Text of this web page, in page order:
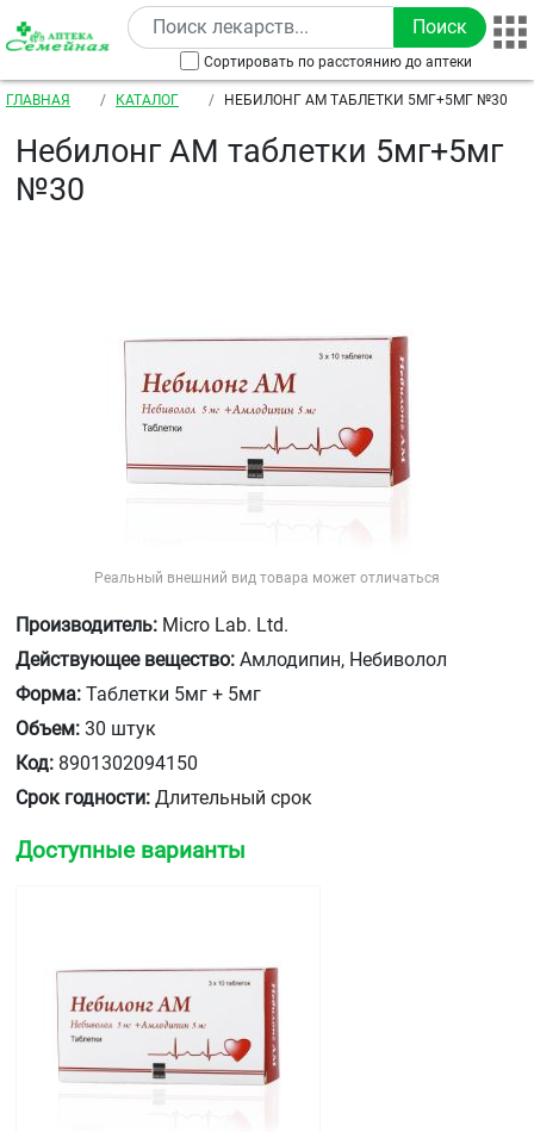
Перейти к основному содержанию
Сортировать по расстоянию до аптеки
Строка навигации
ГЛАВНАЯ КАТАЛОГ НЕБИЛОНГ АМ ТАБЛЕТКИ 5МГ+5МГ №30
Небилонг АМ таблетки 5мг+5мг
№30
Реальный внешний вид товара может отличаться
Производитель: Micro Lab. Ltd.
Действующее вещество: Амлодипин, Небиволол
Форма: Таблетки 5мг + 5мг
Объем: 30 штук
Код: 8901302094150
Срок годности: Длительный срок
Доступные варианты